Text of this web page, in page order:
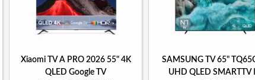
Xiaomi TV A PRO 2026 55" 4K
QLED Google TV
SAMSUNG TV 65"
UHD QLED SMARTTV